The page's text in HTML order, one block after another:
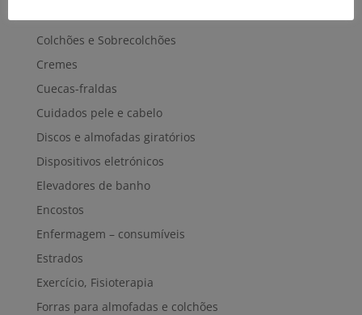
Colchões e Sobrecolchões
Cremes
Cuecas-fraldas
Cuidados pele e cabelo
Discos e almofadas giratórios
Dispositivos eletrónicos
Elevadores de banho
Encostos
Enfermagem – consumíveis
Estrados
Exercício, Fisioterapia
Forras para almofadas e colchões